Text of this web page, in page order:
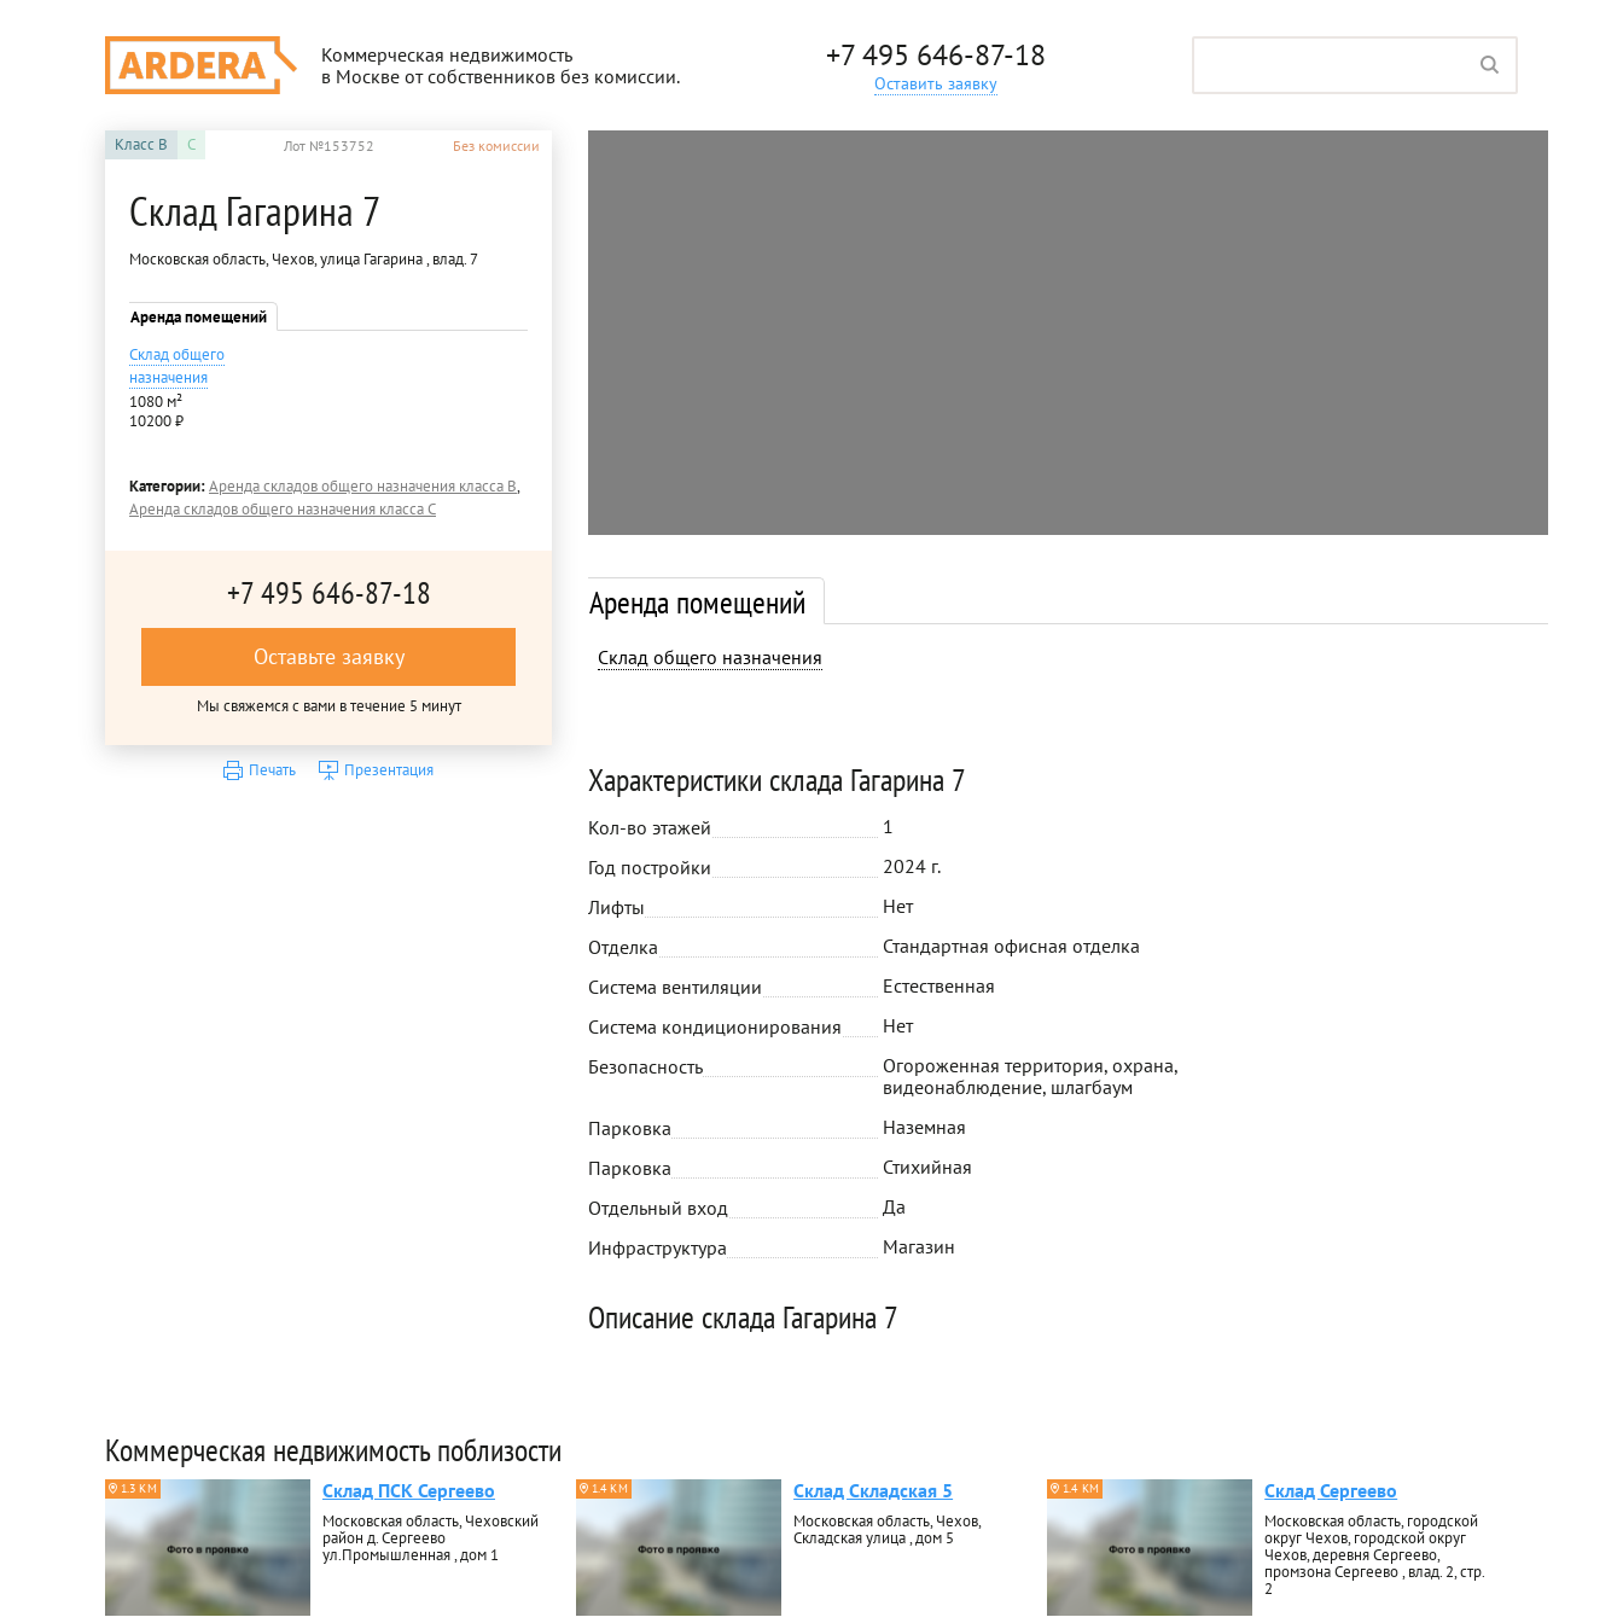
Коммерческая недвижимость
в Москве от собственников без комиссии.
+7 495 646-87-18
Оставить заявку
Класс B C Лот №153752 Без комиссии
Склад Гагарина 7
Московская область, Чехов, улица Гагарина , влад. 7
Аренда помещений
Склад общего
назначения
1080 м²
10200 ₽
Категории:Аренда складов общего назначения класса B,
Аренда складов общего назначения класса C
+7 495 646-87-18
Оставьте заявку
Мы свяжемся с вами в течение 5 минут
Печать Презентация
Аренда помещений
Склад общего назначения
Характеристики склада Гагарина 7
Кол-во этажей
1
Год постройки
2024 г.
Лифты
Нет
Отделка
Стандартная офисная отделка
Система вентиляции
Естественная
Система кондиционирования
Нет
Безопасность
Огороженная территория, охрана,
видеонаблюдение, шлагбаум
Парковка
Наземная
Парковка
Стихийная
Отдельный вход
Да
Инфраструктура
Магазин
Описание склада Гагарина 7
Коммерческая недвижимость поблизости
1.3 КМ Склад ПСК Сергеево
Московская область, Чеховский
район д. Сергеево
ул.Промышленная , дом 1
1.4 КМ Склад Складская 5
Московская область, Чехов,
Складская улица , дом 5
1.4 КМ Склад Сергеево
Московская область, городской
округ Чехов, городской округ
Чехов, деревня Сергеево,
промзона Сергеево , влад. 2, стр.
2